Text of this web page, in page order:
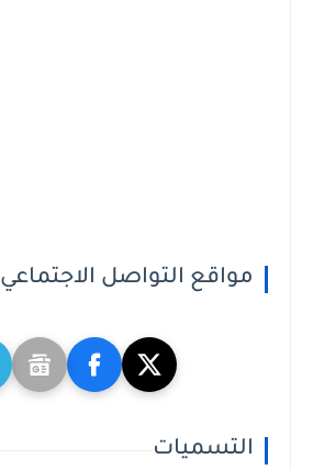
مواقع التواصل الاجتماعي
التسميات